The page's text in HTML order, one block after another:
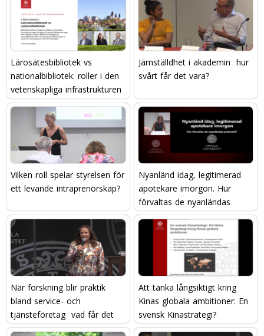
Lärosätesbibliotek vs
nationalbibliotek: roller i den
vetenskapliga infrastrukturen
Jämställdhet i akademin  hur
svårt får det vara?
Vilken roll spelar styrelsen för
ett levande intraprenörskap?
Nyanländ idag, legitimerad
apotekare imorgon. Hur
förvaltas de nyanländas
potential?
När forskning blir praktik
bland service- och
tjänsteföretag  vad får det
att hända?
Att tänka långsiktigt kring
Kinas globala ambitioner: En
svensk Kinastrategi?